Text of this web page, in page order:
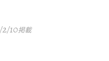
2/10掲載